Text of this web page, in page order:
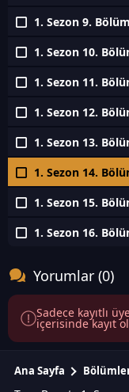
1. Sezon 9. Bölüm
1. Sezon 10.
1. Sezon 11.
1. Sezon 12.
1. Sezon 13.
1. Sezon 14.
1. Sezon 15.
1. Sezon 16.
Yorumlar (0)
Sadece kayıtlı
içerisinde kayıt
Ana Sayfa